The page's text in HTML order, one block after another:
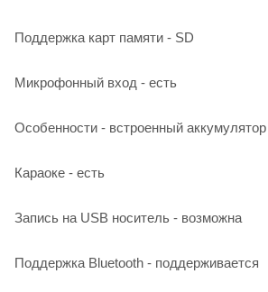
Поддержка карт памяти - SD
Микрофонный вход - есть
Особенности - встроенный
Караоке - есть
Запись на USB носитель - возможна
Поддержка Bluetooth - поддерживается